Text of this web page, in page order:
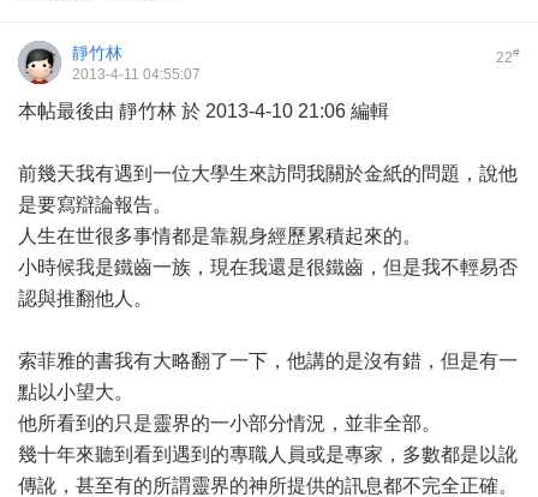
22#
靜竹林
2013-4-11 04:55:07
本帖最後由 靜竹林 於 2013-4-10 21:06 編輯
前幾天我有遇到一位大學生來訪問我關於金紙的問題，說他
是要寫辯論報告。
人生在世很多事情都是靠親身經歷累積起來的。
小時候我是鐵齒一族，現在我還是很鐵齒，但是我不輕易否
認與推翻他人。
索菲雅的書我有大略翻了一下，他講的是沒有錯，但是有一
點以小望大。
他所看到的只是靈界的一小部分情況，並非全部。
幾十年來聽到看到遇到的專職人員或是專家，多數都是以訛
傳訛，甚至有的所謂靈界的神所提供的訊息都不完全正確。